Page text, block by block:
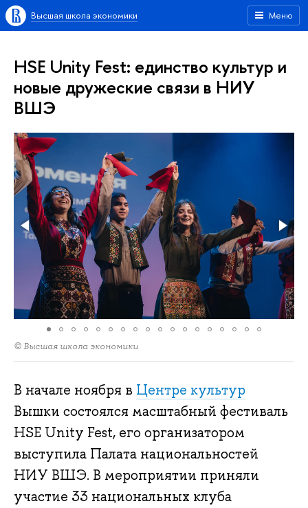
Меню
Высшая школа экономики
HSE Unity Fest: единство культур и
новые дружеские связи в НИУ
ВШЭ
© Высшая школа экономики
В начале ноября в Центре культур
Вышки состоялся масштабный фестиваль
HSE Unity Fest, его организатором
выступила Палата национальностей
НИУ ВШЭ. В мероприятии приняли
участие 33 национальных клуба